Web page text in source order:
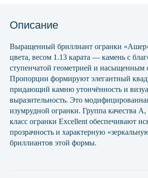
Описание
Выращенный бриллиант огранки
цвета, весом 1.13 карата — камень с
ступенчатой геометрией и насыщенным
Пропорции формируют элегантный
придающий камню утончённость и
выразительность. Это
изумрудной огранки. Группа качества
класс огранки Excellent обеспечивают
прозрачность и характерную
бриллиантов этой формы.